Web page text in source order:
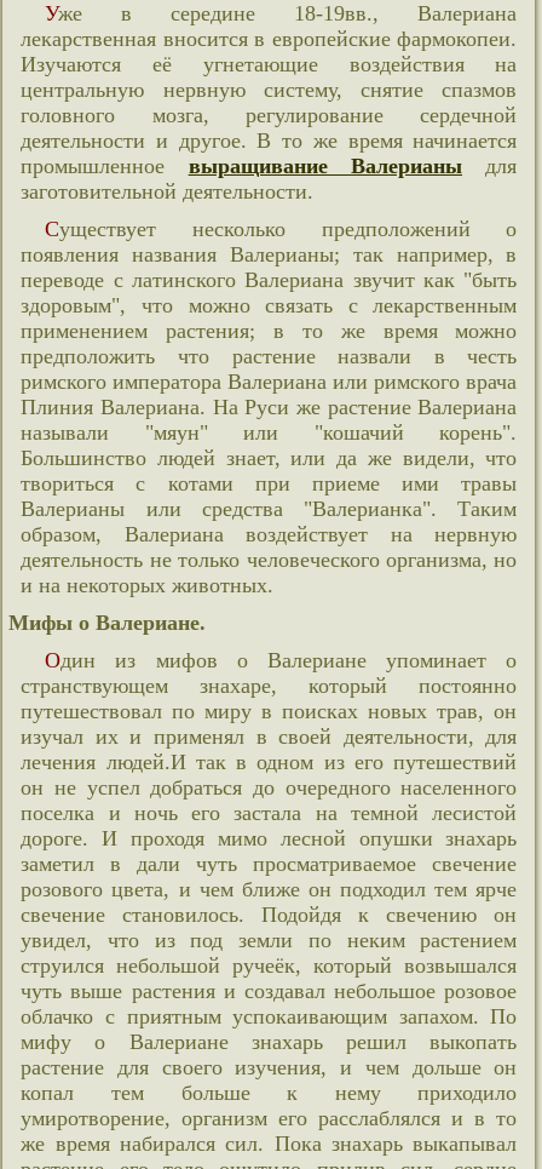
Уже в середине 18-19вв., Валериана
лекарственная вносится в европейские фармокопеи.
Изучаются её угнетающие воздействия на
центральную нервную систему, снятие спазмов
головного мозга, регулирование сердечной
деятельности и другое. В то же время начинается
промышленное выращивание Валерианы для
заготовительной деятельности.
Существует несколько предположений о
появления названия Валерианы; так например, в
переводе с латинского Валериана звучит как "быть
здоровым", что можно связать с лекарственным
применением растения; в то же время можно
предположить что растение назвали в честь
римского императора Валериана или римского врача
Плиния Валериана. На Руси же растение Валериана
называли "мяун" или "кошачий корень".
Большинство людей знает, или да же видели, что
твориться с котами при приеме ими травы
Валерианы или средства "Валерианка". Таким
образом, Валериана воздействует на нервную
деятельность не только человеческого организма, но
и на некоторых животных.
Мифы о Валериане.
Один из мифов о Валериане упоминает о
странствующем знахаре, который постоянно
путешествовал по миру в поисках новых трав, он
изучал их и применял в своей деятельности, для
лечения людей.И так в одном из его путешествий
он не успел добраться до очередного населенного
поселка и ночь его застала на темной лесистой
дороге. И проходя мимо лесной опушки знахарь
заметил в дали чуть просматриваемое свечение
розового цвета, и чем ближе он подходил тем ярче
свечение становилось. Подойдя к свечению он
увидел, что из под земли по неким растением
струился небольшой ручеёк, который возвышался
чуть выше растения и создавал небольшое розовое
облачко с приятным успокаивающим запахом. По
мифу о Валериане знахарь решил выкопать
растение для своего изучения, и чем дольше он
копал тем больше к нему приходило
умиротворение, организм его расслаблялся и в то
же время набирался сил. Пока знахарь выкапывал